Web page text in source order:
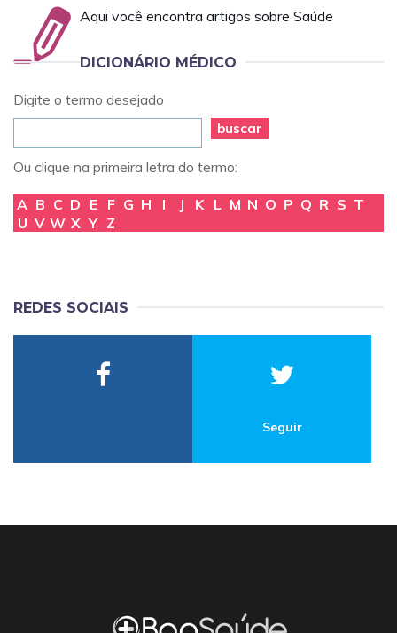
Aqui você encontra artigos sobre Saúde
DICIONÁRIO MÉDICO
Digite o termo desejado
buscar
Ou clique na primeira letra do termo:
A B C D E F G H I J K L M N O P Q R S T
U V W X Y Z
REDES SOCIAIS
Seguir